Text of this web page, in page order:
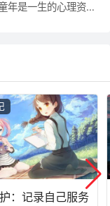
读《好的童年是一生的心理资本：如何疗愈我们内在的伤》，相关笔记，持续记录
：记录自己服务